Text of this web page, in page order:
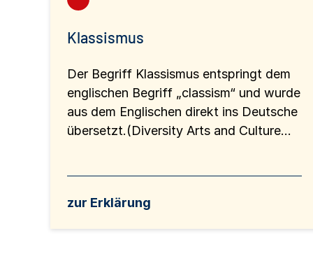
Klassismus
Der Begriff Klassismus entspringt dem
englischen Begriff „classism“ und wurde
aus dem Englischen direkt ins Deutsche
übersetzt.(Diversity Arts and Culture...
zur Erklärung